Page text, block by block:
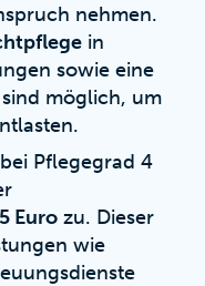
nehmen.
in
sowie eine
möglich, um
Pflegegrad 4
Eurozu. Dieser
wie